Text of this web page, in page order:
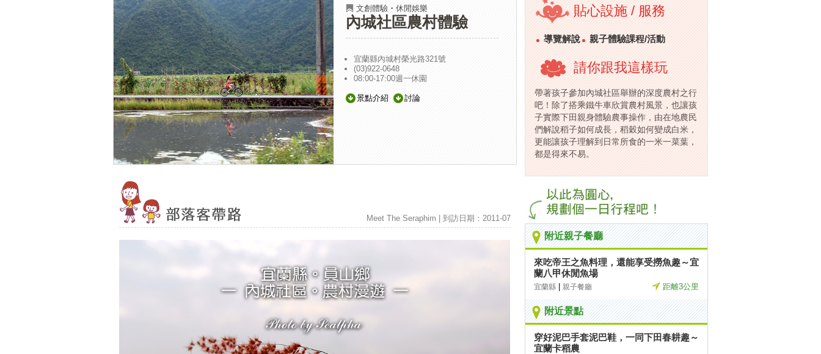
文創體驗 ・ 休閒娛樂
內城社區農村體驗
宜蘭縣內城村榮光路321號
(03)922-0648
08:00-17:00週一休園
景點介紹 討論
Meet The Seraphim | 到訪日期：2011-07
貼心設施 / 服務
導覽解說 親子體驗課程/活動
請你跟我這樣玩
帶著孩子參加內城社區舉辦的深度農村之行
吧！除了搭乘鐵牛車欣賞農村風景，也讓孩
子實際下田親身體驗農事操作，由在地農民
們解說稻子如何成長，稻穀如何變成白米，
更能讓孩子理解到日常所食的一米一菜葉，
都是得來不易。
附近親子餐廳
來吃帝王之魚料理，還能享受撈魚趣～宜
蘭八甲休閒魚場
宜蘭縣 親子餐廳 距離3公里
附近景點
穿好泥巴手套泥巴鞋，一同下田春耕趣～
宜蘭卡稻農